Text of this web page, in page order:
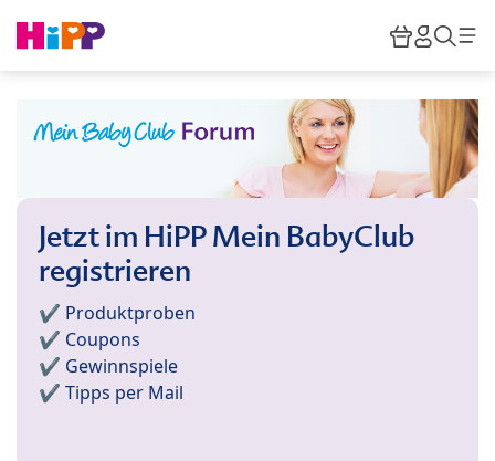
HiPP
Jetzt im HiPP Mein BabyClub
registrieren
✔️ Produktproben
✔️ Coupons
✔️ Gewinnspiele
✔️ Tipps per Mail